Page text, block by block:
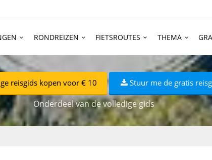
RONDREIZEN FIETSROUTES THEMA
reisgids kopen voor € 10 Stuur me de gratis
Onderdeel van de volledige gids